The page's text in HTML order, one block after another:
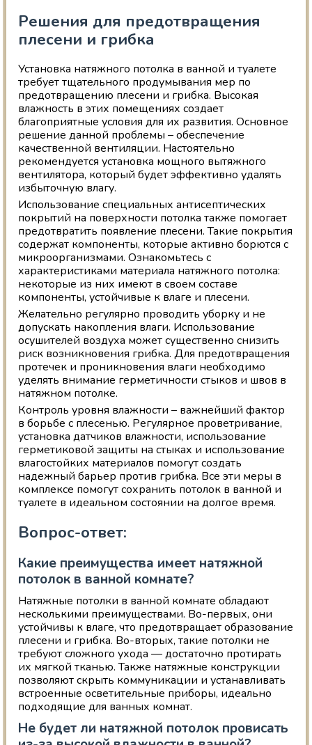
Решения для предотвращения
плесени и грибка
Установка натяжного потолка в ванной и туалете
требует тщательного продумывания мер по
предотвращению плесени и грибка. Высокая
влажность в этих помещениях создает
благоприятные условия для их развития. Основное
решение данной проблемы – обеспечение
качественной вентиляции. Настоятельно
рекомендуется установка мощного вытяжного
вентилятора, который будет эффективно удалять
избыточную влагу.
Использование специальных антисептических
покрытий на поверхности потолка также помогает
предотвратить появление плесени. Такие покрытия
содержат компоненты, которые активно борются с
микроорганизмами. Ознакомьтесь с
характеристиками материала натяжного потолка:
некоторые из них имеют в своем составе
компоненты, устойчивые к влаге и плесени.
Желательно регулярно проводить уборку и не
допускать накопления влаги. Использование
осушителей воздуха может существенно снизить
риск возникновения грибка. Для предотвращения
протечек и проникновения влаги необходимо
уделять внимание герметичности стыков и швов в
натяжном потолке.
Контроль уровня влажности – важнейший фактор
в борьбе с плесенью. Регулярное проветривание,
установка датчиков влажности, использование
герметиковой защиты на стыках и использование
влагостойких материалов помогут создать
надежный барьер против грибка. Все эти меры в
комплексе помогут сохранить потолок в ванной и
туалете в идеальном состоянии на долгое время.
Вопрос-ответ:
Какие преимущества имеет натяжной
потолок в ванной комнате?
Натяжные потолки в ванной комнате обладают
несколькими преимуществами. Во-первых, они
устойчивы к влаге, что предотвращает образование
плесени и грибка. Во-вторых, такие потолки не
требуют сложного ухода — достаточно протирать
их мягкой тканью. Также натяжные конструкции
позволяют скрыть коммуникации и устанавливать
встроенные осветительные приборы, идеально
подходящие для ванных комнат.
Не будет ли натяжной потолок провисать